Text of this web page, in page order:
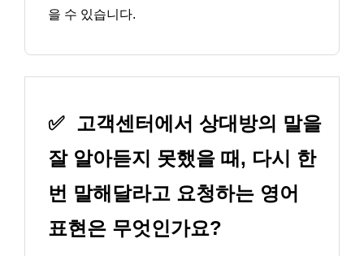
을 수 있습니다.
✅ 고객센터에서 상대방의 말을
잘 알아듣지 못했을 때, 다시 한
번 말해달라고 요청하는 영어
표현은 무엇인가요?